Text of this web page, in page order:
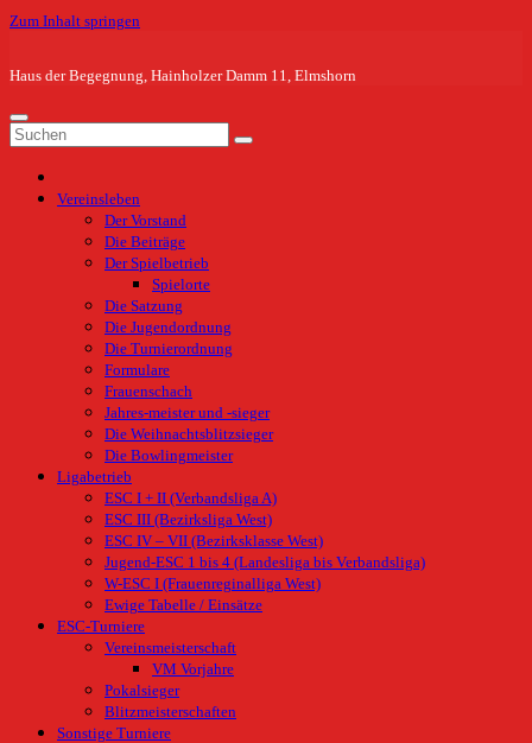
Zum Inhalt springen
Haus der Begegnung, Hainholzer Damm 11, Elmshorn
Vereinsleben
Der Vorstand
Die Beiträge
Der Spielbetrieb
Spielorte
Die Satzung
Die Jugendordnung
Die Turnierordnung
Formulare
Frauenschach
Jahres-meister und -sieger
Die Weihnachtsblitzsieger
Die Bowlingmeister
Ligabetrieb
ESC I + II (Verbandsliga A)
ESC III (Bezirksliga West)
ESC IV – VII (Bezirksklasse West)
Jugend-ESC 1 bis 4 (Landesliga bis Verbandsliga)
W-ESC I (Frauenreginalliga West)
Ewige Tabelle / Einsätze
ESC-Turniere
Vereinsmeisterschaft
VM Vorjahre
Pokalsieger
Blitzmeisterschaften
Sonstige Turniere